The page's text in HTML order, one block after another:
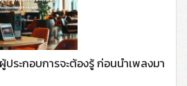
ระกอบการจะต้องรู้ ก่อนนำเพลงมา